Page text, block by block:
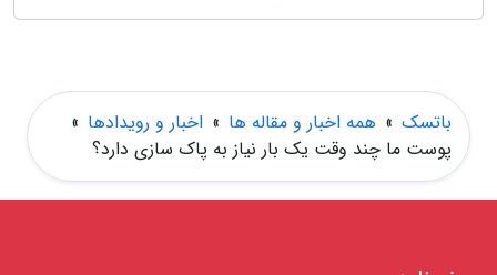
باتسک » همه اخبار و مقاله ها » اخبار و رویدادها »
پوست ما چند وقت یک بار نیاز به پاک سازی دارد؟